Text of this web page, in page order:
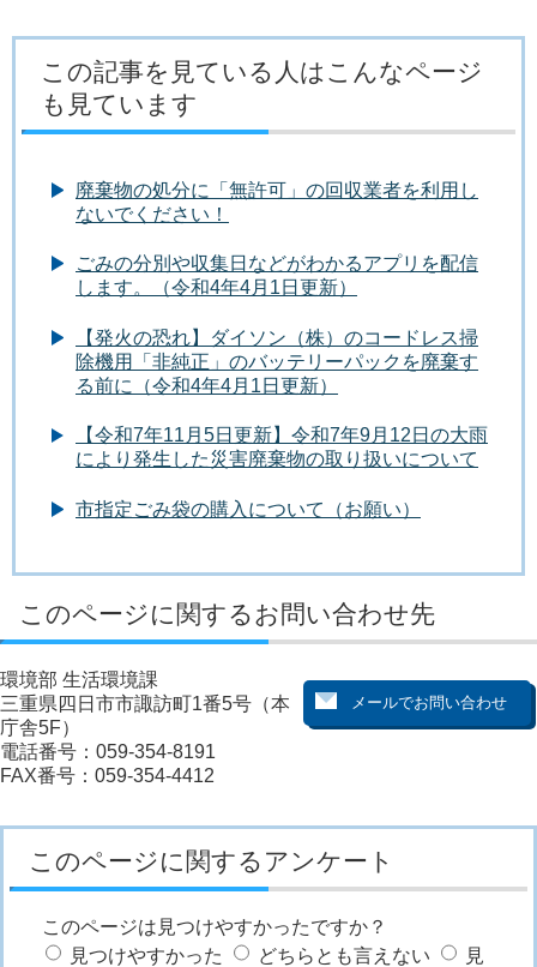
この記事を見ている人はこんなページ
も見ています
廃棄物の処分に「無許可」の回収業者を利用し
ないでください！
ごみの分別や収集日などがわかるアプリを配信
します。（令和4年4月1日更新）
【発火の恐れ】ダイソン（株）のコードレス掃
除機用「非純正」のバッテリーパックを廃棄す
る前に（令和4年4月1日更新）
【令和7年11月5日更新】令和7年9月12日の大雨
により発生した災害廃棄物の取り扱いについて
市指定ごみ袋の購入について（お願い）
このページに関するお問い合わせ先
環境部 生活環境課
三重県四日市市諏訪町1番5号（本
庁舎5F）
電話番号：059-354-8191
FAX番号：059-354-4412
このページに関するアンケート
このページは見つけやすかったですか？
見つけやすかった
どちらとも言えない
見